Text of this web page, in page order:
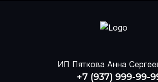
ИП Пяткова Анна
+7 (937) 999-99-